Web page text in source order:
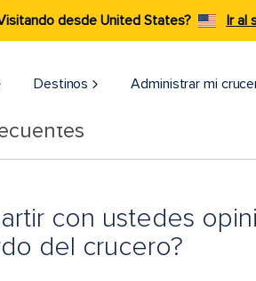
desde United States? Ir al
Destinos Administrar mi
con ustedes
del crucero?